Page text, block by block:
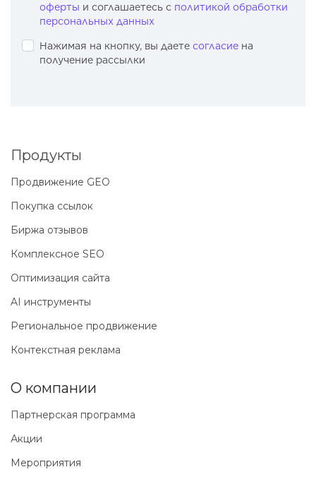
оферты и соглашаетесь с политикой обработки
персональных данных
Нажимая на кнопку, вы даете согласие на
получение рассылки
Продукты
Продвижение GEO
Покупка ссылок
Биржа отзывов
Комплексное SEO
Оптимизация сайта
AI инструменты
Региональное продвижение
Контекстная реклама
О компании
Партнерская программа
Акции
Мероприятия